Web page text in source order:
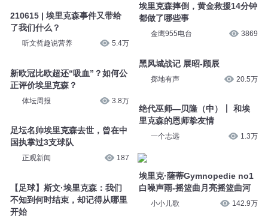
210615 | 埃里克森事件又带给
了我们什么？
听文哲趣说营养 5.4万
新欧冠比欧超还“吸血”？如何公
正评价埃里克森？
体坛周报 3.8万
足坛名帅埃里克森去世，曾在中
国执掌过3支球队
正观新闻 187
【足球】斯文·埃里克森：我们
不知到何时结束，却记得从哪里
开始
埃里克森摔倒，黄金救援14分钟
都做了哪些事
金鹰955电台 3869
黑风城战记 展昭-顾辰
掷地有声 20.5万
绝代巫师—贝隆（中）丨 和埃
里克森的恩师挚友情
一个志远 1.3万
埃里克·薩蒂Gymnopedie no1
白噪声雨-摇篮曲月亮摇篮曲河
小小儿歌 142.9万